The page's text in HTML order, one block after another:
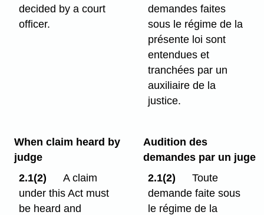
decided by a court
officer.
demandes faites
sous le régime de la
présente loi sont
entendues et
tranchées par un
auxiliaire de la
justice.
When claim heard by
judge
2.1(2)
A claim
under this Act must
be heard and
Audition des
demandes par un juge
2.1(2)
Toute
demande faite sous
le régime de la